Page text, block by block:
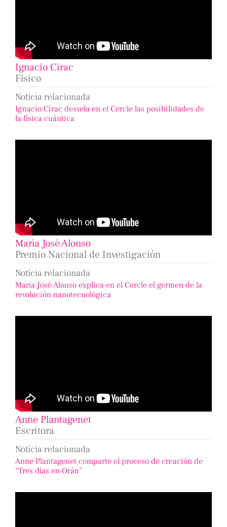
Ignacio Cirac
Físico
Noticia relacionada
Ignacio Cirac desvela en el Cercle las posibilidades de
la física cuántica
María José Alonso
Premio Nacional de Investigación
Noticia relacionada
María José Alonso explica en el Cercle el germen de la
revolución nanotecnológica
Anne Plantagenet
Escritora
Noticia relacionada
Anne Plantagenet comparte el proceso de creación de
“Tres días en Orán”